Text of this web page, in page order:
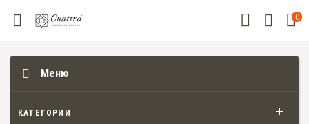
0
Меню
КАТЕГОРИИ